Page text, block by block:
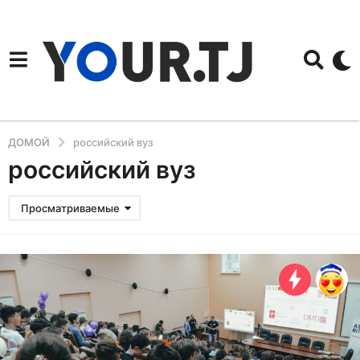
ДОМОЙ российский вуз
российский вуз
Просматриваемые